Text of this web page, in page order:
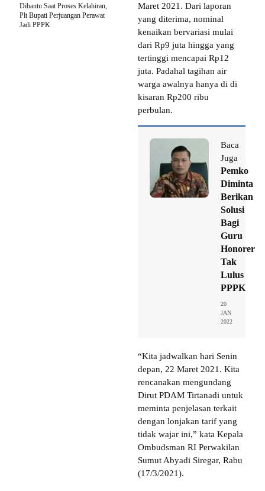
Maret 2021. Dari laporan
yang diterima, nominal
kenaikan bervariasi mulai
dari Rp9 juta hingga yang
tertinggi mencapai Rp12
juta. Padahal tagihan air
warga awalnya hanya di di
kisaran Rp200 ribu
perbulan.
Baca
Juga
Pemko
Diminta
Berikan
Solusi
Bagi
Guru
Honorer
Tak
Lulus
PPPK
20
JAN
2022
“Kita jadwalkan hari Senin
depan, 22 Maret 2021. Kita
rencanakan mengundang
Dirut PDAM Tirtanadi untuk
meminta penjelasan terkait
dengan lonjakan tarif yang
tidak wajar ini,” kata Kepala
Ombudsman RI Perwakilan
Sumut Abyadi Siregar, Rabu
(17/3/2021).
Dibantu Saat Proses Kelahiran,
Plt Bupati Perjuangan Perawat
Jadi PPPK